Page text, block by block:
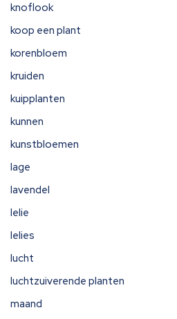
knoflook
koop een plant
korenbloem
kruiden
kuipplanten
kunnen
kunstbloemen
lage
lavendel
lelie
lelies
lucht
luchtzuiverende planten
maand